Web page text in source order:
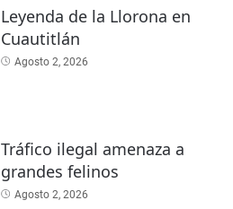
Leyenda de la Llorona en
Cuautitlán
Agosto 2, 2026
Tráfico ilegal amenaza a
grandes felinos
Agosto 2, 2026